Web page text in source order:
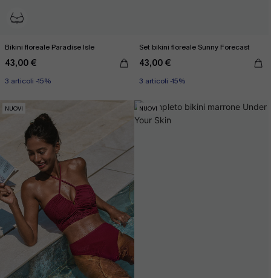
Bikini floreale Paradise Isle
43,00 €
3 articoli -15%
Set bikini floreale Sunny Forecast
43,00 €
3 articoli -15%
NUOVI NUOVI